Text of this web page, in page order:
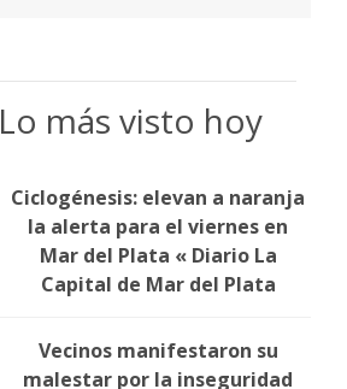
Lo más visto hoy
Ciclogénesis: elevan a naranja
la alerta para el viernes en
Mar del Plata « Diario La
Capital de Mar del Plata
Vecinos manifestaron su
malestar por la inseguridad